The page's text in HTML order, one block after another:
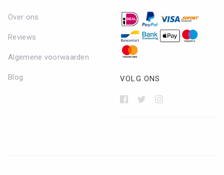
Over ons
Reviews
Algemene voorwaarden
Blog VOLG ONS